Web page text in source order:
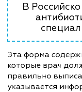
В
Эта форма
которые врач
правильно
указывается